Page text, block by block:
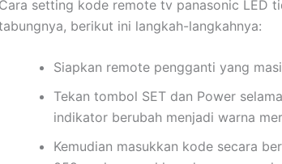
Cara setting kode remote tv panasonic LED
berikut ini langkah-langkahnya:
Siapkan remote pengganti yang
Tekan tombol SET dan Power
indikator berubah menjadi warna
Kemudian masukkan kode secara